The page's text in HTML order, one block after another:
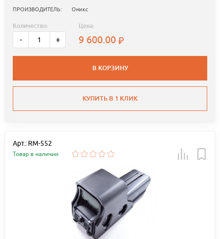
ПРОИЗВОДИТЕЛЬ: Оникс
Количество:
- +
Цена:
9 600.00
В КОРЗИНУ
КУПИТЬ В 1 КЛИК
Арт.: RM-552
Товар в наличии